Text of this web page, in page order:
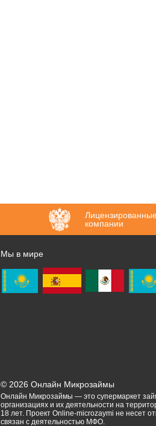
компании
Мы в мире
© 2026 Онлайн Микрозаймы
Онлайн Микрозаймы — это супермаркет
организациях и их деятельности на
18 лет. Проект Online-microzaymi не несет
связан с деятельностью МФО.